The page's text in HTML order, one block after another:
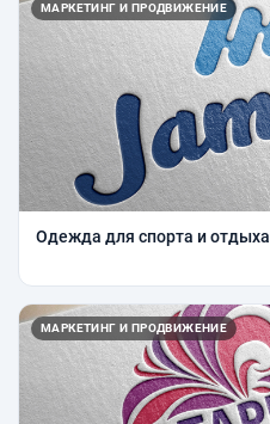
МАРКЕТИНГ И ПРОДВИЖЕНИЕ
Одежда для спорта и отдыха
МАРКЕТИНГ И ПРОДВИЖЕНИЕ